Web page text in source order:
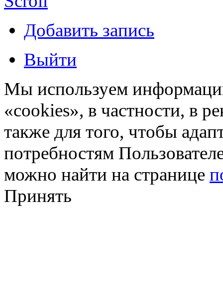
Добавить запись
Выйти
Мы используем
«cookies», в частности, в
также для того, чтобы
потребностям
можно найти на странице
Принять